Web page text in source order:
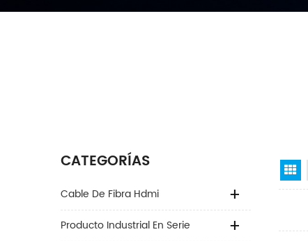
CATEGORÍAS
Cable De Fibra Hdmi
Producto Industrial En Serie